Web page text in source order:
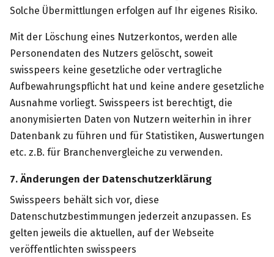
Solche Übermittlungen erfolgen auf Ihr eigenes Risiko.
Mit der Löschung eines Nutzerkontos, werden alle
Personendaten des Nutzers gelöscht, soweit
swisspeers keine gesetzliche oder vertragliche
Aufbewahrungspflicht hat und keine andere gesetzliche
Ausnahme vorliegt. Swisspeers ist berechtigt, die
anonymisierten Daten von Nutzern weiterhin in ihrer
Datenbank zu führen und für Statistiken, Auswertungen
etc. z.B. für Branchenvergleiche zu verwenden.
7. Änderungen der Datenschutzerklärung
Swisspeers behält sich vor, diese
Datenschutzbestimmungen jederzeit anzupassen. Es
gelten jeweils die aktuellen, auf der Webseite
veröffentlichten swisspeers